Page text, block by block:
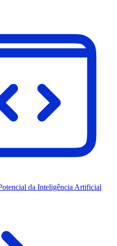
da Inteligência Artificial